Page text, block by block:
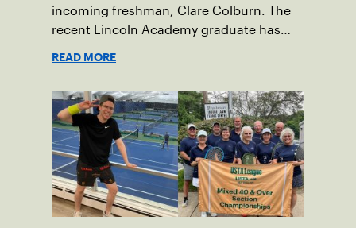
incoming freshman, Clare Colburn. The
recent Lincoln Academy graduate has
Damariscotta, ME and those around her
throughout her childhood.
READ MORE